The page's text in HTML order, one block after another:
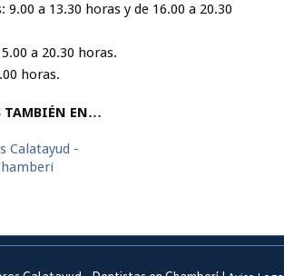
9.00 a 13.30 horas y de 16.00 a 20.30
a 20.30 horas.
horas.
TAMBIÉN EN…